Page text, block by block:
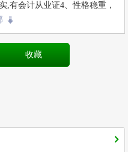
,有会计从业证4、性格稳重，